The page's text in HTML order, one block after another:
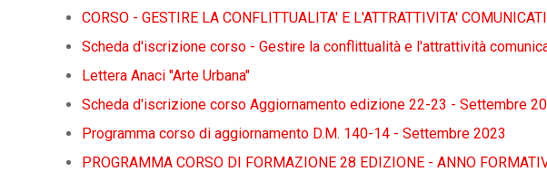
CORSO - GESTIRE LA CONFLITTUALITA' E L'ATTRATTIVITA'
Scheda d'iscrizione corso - Gestire la conflittualità e l'attrattività
Lettera Anaci "Arte Urbana"
Scheda d'iscrizione corso Aggiornamento edizione 22-23 - Settembre
Programma corso di aggiornamento D.M. 140-14 - Settembre 2023
PROGRAMMA CORSO DI FORMAZIONE 28 EDIZIONE - ANNO